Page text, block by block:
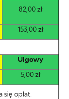
82,00 zł
153,00 zł
Ulgowy
5,00 zł
opłat.